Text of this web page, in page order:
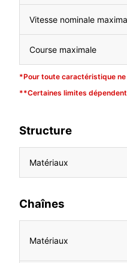
Vitesse nominale
Course maximale
*Pour toute caractéristique
**Certaines limites
Structure
Matériaux
Chaînes
Matériaux